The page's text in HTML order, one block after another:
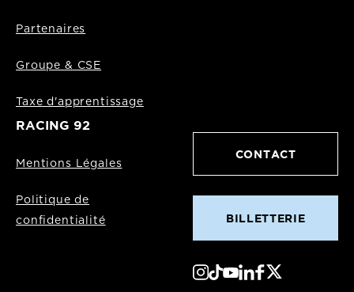
Partenaires
Groupe & CSE
Taxe d'apprentissage
RACING 92
Mentions Légales
Politique de
confidentialité
CONTACT
BILLETTERIE